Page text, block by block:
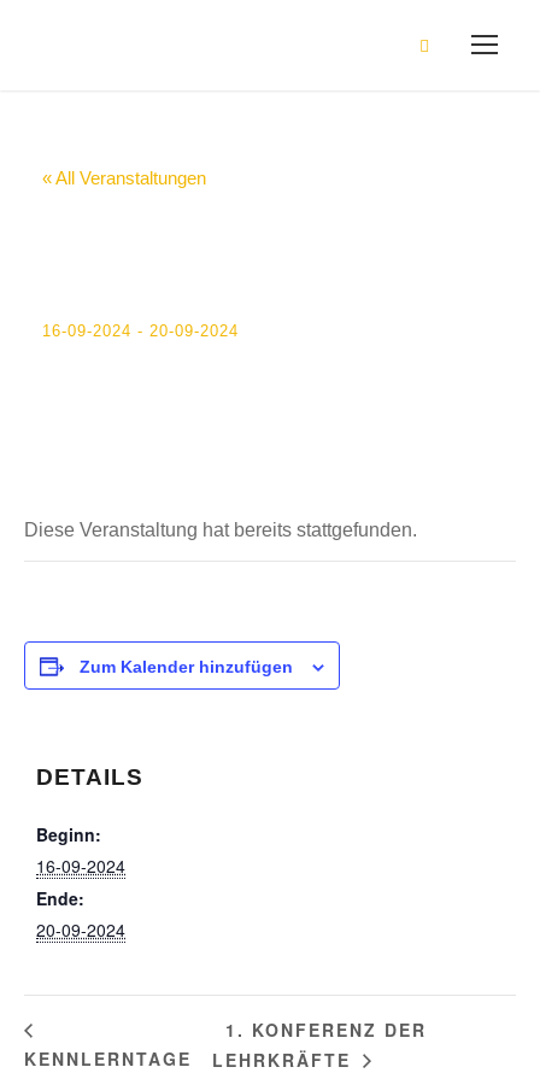
« All Veranstaltungen
16-09-2024 - 20-09-2024
Diese Veranstaltung hat bereits stattgefunden.
Zum Kalender hinzufügen
DETAILS
Beginn:
16-09-2024
Ende:
20-09-2024
KENNLERNTAGE
1. KONFERENZ DER
LEHRKRÄFTE